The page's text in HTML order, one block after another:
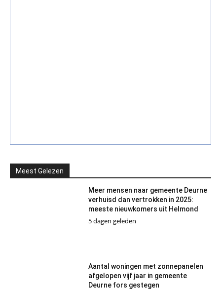
Meest Gelezen
Meer mensen naar gemeente Deurne
verhuisd dan vertrokken in 2025:
meeste nieuwkomers uit Helmond
5 dagen geleden
Aantal woningen met zonnepanelen
afgelopen vijf jaar in gemeente
Deurne fors gestegen